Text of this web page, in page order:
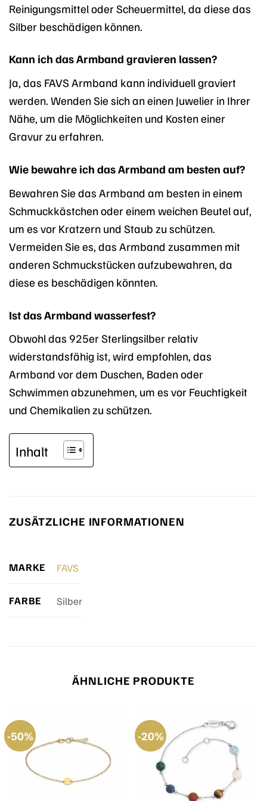
Reinigungsmittel oder Scheuermittel, da diese das
Silber beschädigen können.
Kann ich das Armband gravieren lassen?
Ja, das FAVS Armband kann individuell graviert
werden. Wenden Sie sich an einen Juwelier in Ihrer
Nähe, um die Möglichkeiten und Kosten einer
Gravur zu erfahren.
Wie bewahre ich das Armband am besten auf?
Bewahren Sie das Armband am besten in einem
Schmuckkästchen oder einem weichen Beutel auf,
um es vor Kratzern und Staub zu schützen.
Vermeiden Sie es, das Armband zusammen mit
anderen Schmuckstücken aufzubewahren, da
diese es beschädigen könnten.
Ist das Armband wasserfest?
Obwohl das 925er Sterlingsilber relativ
widerstandsfähig ist, wird empfohlen, das
Armband vor dem Duschen, Baden oder
Schwimmen abzunehmen, um es vor Feuchtigkeit
und Chemikalien zu schützen.
Inhalt
ZUSÄTZLICHE INFORMATIONEN
MARKE FAVS
FARBE Silber
ÄHNLICHE PRODUKTE
-50% -20%